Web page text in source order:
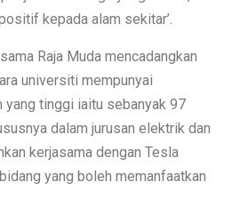
kepada alam sekitar’.
Raja Muda mencadangkan
universiti mempunyai
yang tinggi iaitu sebanyak 97
dalam jurusan elektrik dan
kerjasama dengan Tesla
yang boleh memanfaatkan